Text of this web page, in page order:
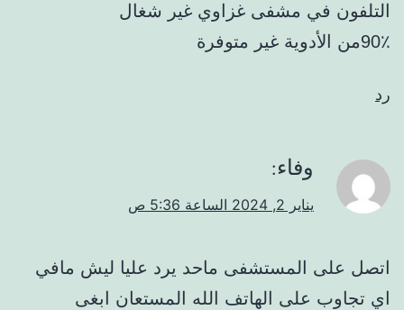
التلفون في مشفى غزاوي غير شغال
90٪من الأدوية غير متوفرة
رد
وفاء:
يناير 2, 2024 الساعة 5:36 ص
اتصل على المستشفى ماحد يرد عليا ليش مافي
اي تجاوب على الهاتف الله المستعان ابغى